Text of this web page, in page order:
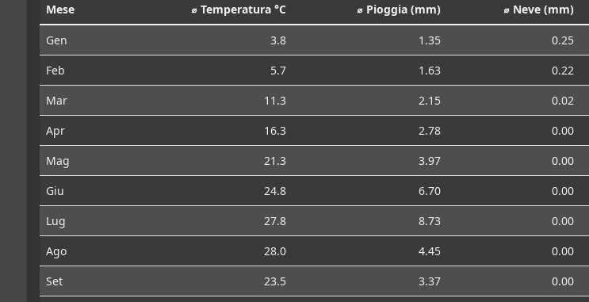
Mese ⌀ Temperatura °C ⌀ Pioggia (mm) ⌀ Neve (mm)
Gen 3.8 1.35 0.25
Feb
5.7 1.63 0.22
Mar
11.3 2.15 0.02
Apr
16.3 2.78 0.00
Mag
21.3 3.97 0.00
Giu
24.8 6.70 0.00
Lug
27.8 8.73 0.00
Ago
28.0 4.45 0.00
Set
23.5 3.37 0.00